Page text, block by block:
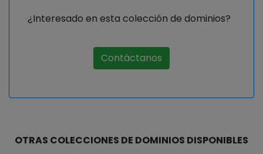
¿Interesado en esta colección de dominios?
Contáctanos
OTRAS COLECCIONES DE DOMINIOS DISPONIBLES